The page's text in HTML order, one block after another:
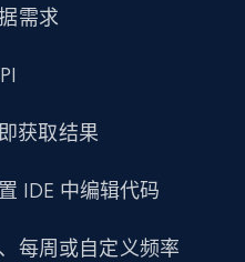
需求
获取结果
IDE 中编辑代码
每周或自定义频率